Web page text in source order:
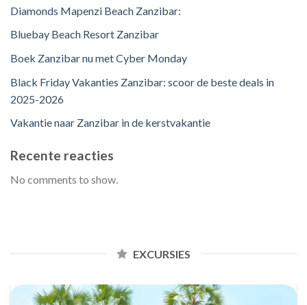
Diamonds Mapenzi Beach Zanzibar:
Bluebay Beach Resort Zanzibar
Boek Zanzibar nu met Cyber Monday
Black Friday Vakanties Zanzibar: scoor de beste deals in
2025-2026
Vakantie naar Zanzibar in de kerstvakantie
Recente reacties
No comments to show.
EXCURSIES